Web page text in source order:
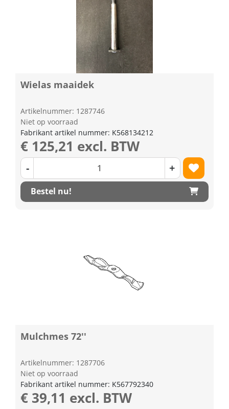
Wielas maaidek
Artikelnummer: 1287746
Niet op voorraad
Fabrikant artikel nummer: K568134212
€ 125,21 excl. BTW
- +
Bestel nu!
Mulchmes 72''
Artikelnummer: 1287706
Niet op voorraad
Fabrikant artikel nummer: K567792340
€ 39,11 excl. BTW